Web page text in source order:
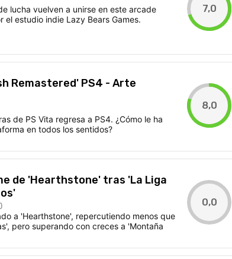
lucha vuelven a unirse en este arcade
el estudio indie Lazy Bears Games.
7,0
Remastered' PS4 - Arte
de PS Vita regresa a PS4. ¿Cómo le ha
en todos los sentidos?
8,0
de 'Hearthstone' tras 'La Liga
a 'Hearthstone', repercutiendo menos que
pero superando con creces a 'Montaña
0,0